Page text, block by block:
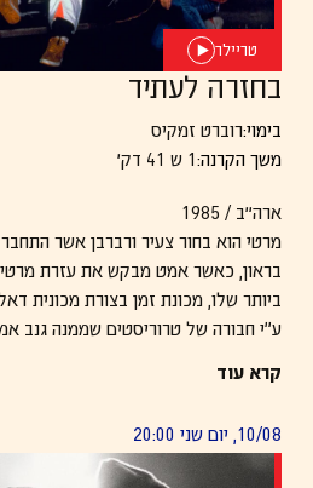
טריילר
בחזרה לעתיד
בימוי:רוברט זמקיס
משך הקרנה:1 ש 41 דק׳
ארה״ב / 1985
מרטי הוא בחור צעיר ורברבן אשר
בראון, כאשר אמט מבקש את עזרת מרטי
ביותר שלו, מכונת זמן בצורת מכונית
ע"י חבורה של טרוריסטים שממנה גנב
לתוך מכונת הזמן ובטעות נשלח חזרה
נפגשו והתאהבו, אך מרטי לא מודע
הגורם לאביו בעצם לא לפגוש את אימו
קיים, למרטי נשאר זמן מוגבל לשנות
קרא עוד
10/08, יום שני 20:00